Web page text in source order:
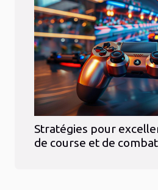
Stratégies pour
de course et de combat